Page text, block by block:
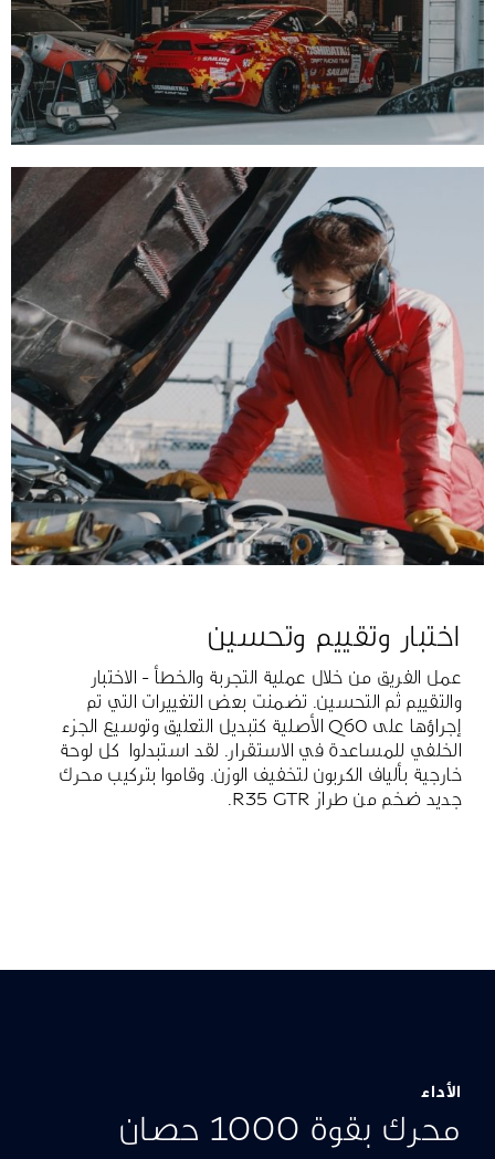
اختبار وتقييم وتحسين
عمل الفريق من خلال عملية التجربة والخطأ - الاختبار
والتقييم ثم التحسين. تضمنت بعض التغييرات التي تم
إجراؤها على Q60 الأصلية كتبديل التعليق وتوسيع الجزء
الخلفي للمساعدة في الاستقرار. لقد استبدلوا كل لوحة
خارجية بألياف الكربون لتخفيف الوزن. وقاموا بتركيب محرك
جديد ضخم من طراز R35 GTR.
الأداء
محرك بقوة 1000 حصان